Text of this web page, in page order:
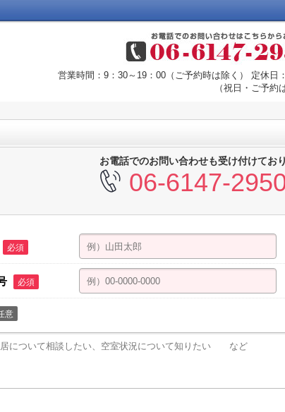
営業時間：9：30～19：00（ご予約時は除く） 定休日
（祝日・ご予約
お電話でのお問い合わせも受け付けてお
06-6147-
必須
必須
意